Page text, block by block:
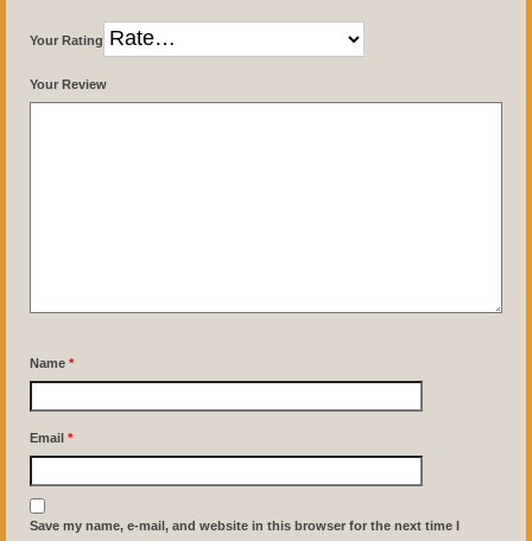
Your Rating
Your Review
Name *
Email *
Save my name, e-mail, and website in this browser for the next time I